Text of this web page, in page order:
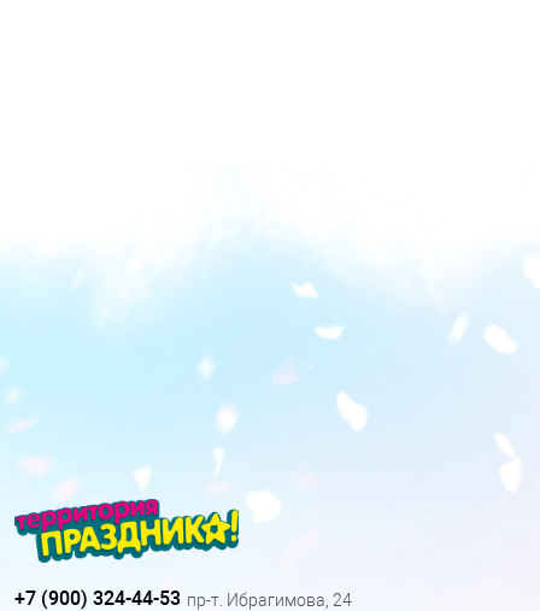
+7 (900) 324-44-53 пр-т. Ибрагимова, 24